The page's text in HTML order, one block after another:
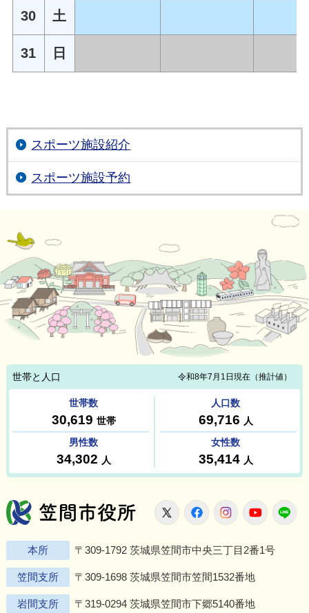
30 土
31 日
スポーツ施設紹介
スポーツ施設予約
笠間市役所
X FacebookInstagram
本所 〒309-1792 茨城県笠間市中央三丁目2番1号
笠間支所 〒309-1698 茨城県笠間市笠間1532番地
岩間支所 〒319-0294 茨城県笠間市下郷5140番地